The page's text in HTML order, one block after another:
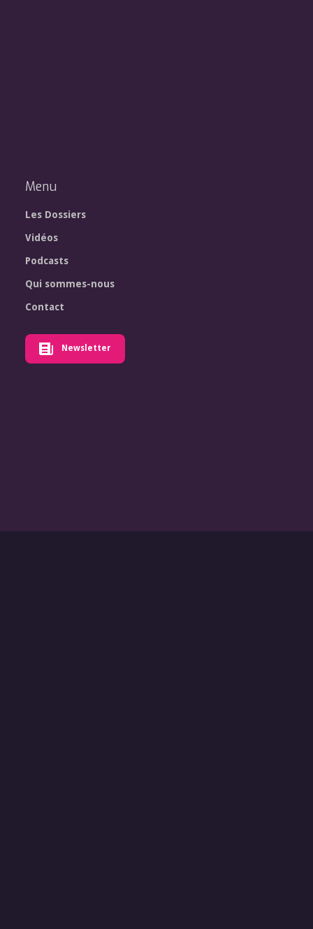
Menu
Les Dossiers
Vidéos
Podcasts
Qui sommes-nous
Contact
Newsletter